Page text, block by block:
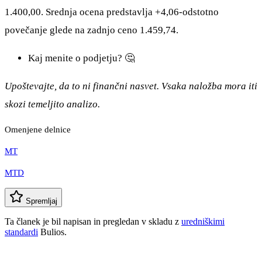
1.400,00. Srednja ocena predstavlja +4,06-odstotno
povečanje glede na zadnjo ceno 1.459,74.
Kaj menite o podjetju? 🤔
Upoštevajte, da to ni finančni nasvet. Vsaka naložba mora iti
skozi temeljito analizo.
Omenjene delnice
MT
MTD
Spremljaj
Ta članek je bil napisan in pregledan v skladu z uredniškimi
standardi Bulios.